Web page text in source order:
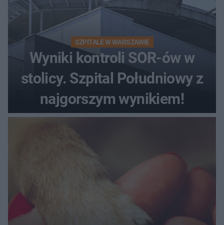
SZPITALE W WARSZAWIE
Wyniki kontroli SOR-ów w
stolicy. Szpital Południowy z
najgorszym wynikiem!